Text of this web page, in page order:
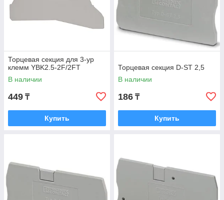
Торцевая секция для 3-ур
клемм YBK2.5-2F/2FT
В наличии
449 ₸
Купить
Торцевая секция D-ST 2,5
В наличии
186 ₸
Купить